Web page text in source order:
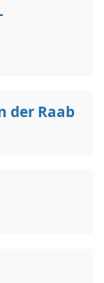
der Raab